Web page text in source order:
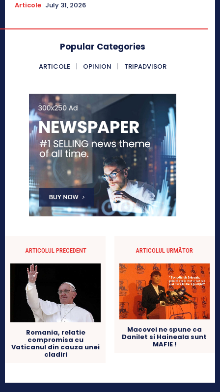
Articole July 31, 2026
Popular Categories
ARTICOLE OPINION TRIPADVISOR
ARTICOLUL PRECEDENT
Romania, relatie
compromisa cu
Vaticanul din cauza unei
cladiri
ARTICOLUL URMĂTOR
Macovei ne spune ca
Danilet si Haineala sunt
MAFIE !